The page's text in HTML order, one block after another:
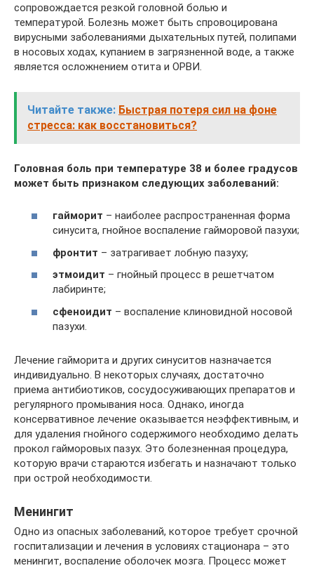
сопровождается резкой головной болью и
температурой. Болезнь может быть спровоцирована
вирусными заболеваниями дыхательных путей, полипами
в носовых ходах, купанием в загрязненной воде, а также
является осложнением отита и ОРВИ.
Читайте также: Быстрая потеря сил на фоне
стресса: как восстановиться?
Головная боль при температуре 38 и более градусов
может быть признаком следующих заболеваний:
гайморит – наиболее распространенная форма
синусита, гнойное воспаление гайморовой пазухи;
фронтит – затрагивает лобную пазуху;
этмоидит – гнойный процесс в решетчатом
лабиринте;
сфеноидит – воспаление клиновидной носовой
пазухи.
Лечение гайморита и других синуситов назначается
индивидуально. В некоторых случаях, достаточно
приема антибиотиков, сосудосуживающих препаратов и
регулярного промывания носа. Однако, иногда
консервативное лечение оказывается неэффективным, и
для удаления гнойного содержимого необходимо делать
прокол гайморовых пазух. Это болезненная процедура,
которую врачи стараются избегать и назначают только
при острой необходимости.
Менингит
Одно из опасных заболеваний, которое требует срочной
госпитализации и лечения в условиях стационара – это
менингит, воспаление оболочек мозга. Процесс может